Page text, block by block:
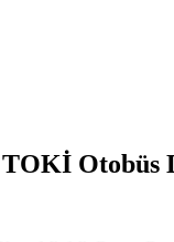
Otobüs